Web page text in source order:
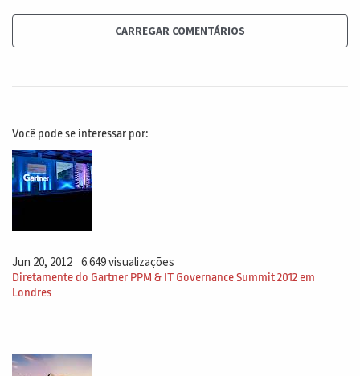
CARREGAR COMENTÁRIOS
Você pode se interessar por:
Jun 20, 2012 6.649 visualizações
Diretamente do Gartner PPM & IT Governance Summit 2012 em
Londres